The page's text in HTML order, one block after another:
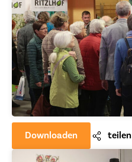
Downloaden teilen